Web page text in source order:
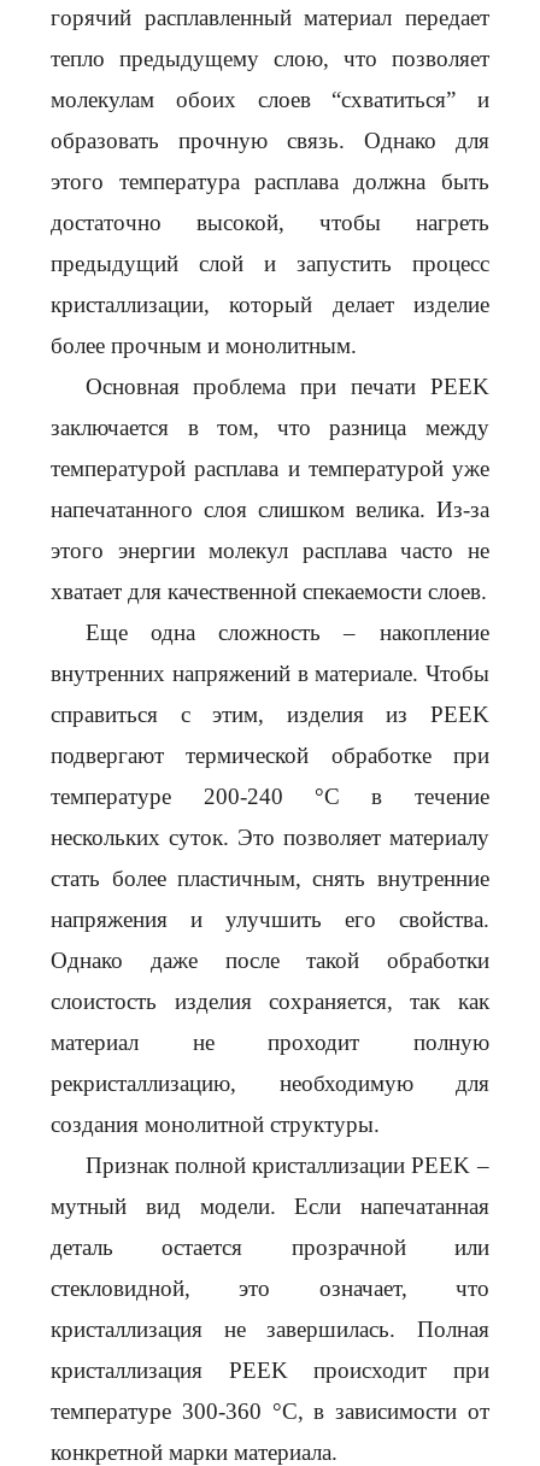
горячий расплавленный материал передает
тепло предыдущему слою, что позволяет
молекулам обоих слоев “схватиться” и
образовать прочную связь. Однако для
этого температура расплава должна быть
достаточно высокой, чтобы нагреть
предыдущий слой и запустить процесс
кристаллизации, который делает изделие
более прочным и монолитным.
Основная проблема при печати PEEK
заключается в том, что разница между
температурой расплава и температурой уже
напечатанного слоя слишком велика. Из-за
этого энергии молекул расплава часто не
хватает для качественной спекаемости слоев.
Еще одна сложность – накопление
внутренних напряжений в материале. Чтобы
справиться с этим, изделия из PEEK
подвергают термической обработке при
температуре 200-240 °C в течение
нескольких суток. Это позволяет материалу
стать более пластичным, снять внутренние
напряжения и улучшить его свойства.
Однако даже после такой обработки
слоистость изделия сохраняется, так как
материал не проходит полную
рекристаллизацию, необходимую для
создания монолитной структуры.
Признак полной кристаллизации PEEK –
мутный вид модели. Если напечатанная
деталь остается прозрачной или
стекловидной, это означает, что
кристаллизация не завершилась. Полная
кристаллизация PEEK происходит при
температуре 300-360 °C, в зависимости от
конкретной марки материала.